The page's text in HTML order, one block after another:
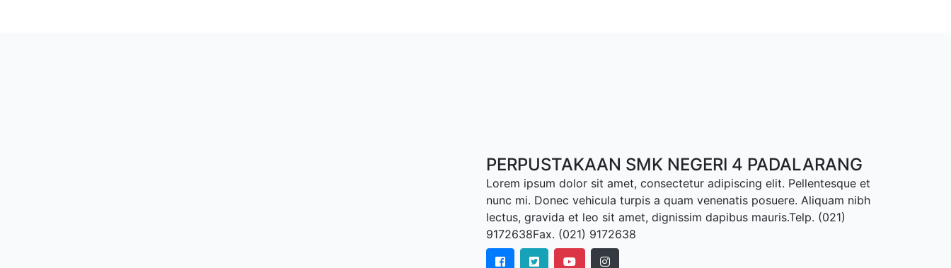
PERPUSTAKAAN SMK NEGERI 4 PADALARANG
Lorem ipsum dolor sit amet, consectetur adipiscing elit. Pellentesque et
nunc mi. Donec vehicula turpis a quam venenatis posuere. Aliquam nibh
lectus, gravida et leo sit amet, dignissim dapibus mauris.Telp. (021)
9172638Fax. (021) 9172638